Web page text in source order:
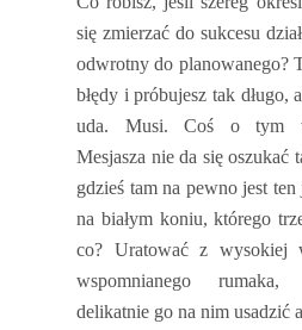
się zmierzać do sukcesu
odwrotny do planowanego?
błędy i próbujesz tak
uda. Musi. Coś o tym
Mesjasza nie da się oszukać
gdzieś tam na pewno jest
na białym koniu, którego
co? Uratować z wysokiej
wspomnianego rumaka,
delikatnie go na nim usadzić